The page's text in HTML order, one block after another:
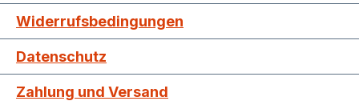
Widerrufsbedingungen
Datenschutz
Zahlung und Versand